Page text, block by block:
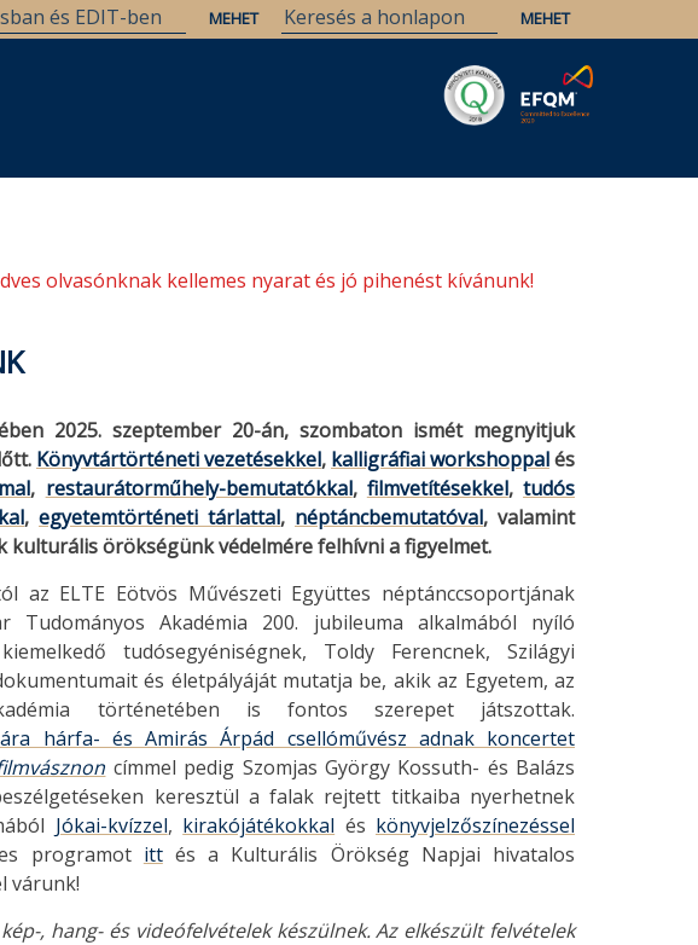
olvasónknak kellemes nyarat és jó pihenést kívánunk!
2025. szeptember 20-án, szombaton ismét megnyitjuk
Könyvtártörténeti vezetésekkel, kalligráfiai workshoppalés
, restaurátorműhely-bemutatókkal, filmvetítésekkel,tudós
, egyetemtörténeti tárlattal, néptáncbemutatóval, valamint
kulturális örökségünk védelmére felhívni a figyelmet.
az ELTE Eötvös Művészeti Együttes néptánccsoportjának
Tudományos Akadémia 200. jubileuma alkalmából nyíló
tudósegyéniségnek, Toldy Ferencnek, Szilágyi
és életpályáját mutatja be, akik az Egyetem, az
történetében is fontos szerepet játszottak.
hárfa- és Amirás Árpád csellóművész adnak koncertet
címmel pedig Szomjas György Kossuth- és Balázs
keresztül a falak rejtett titkaiba nyerhetnek
Jókai-kvízzel, kirakójátékokkal és könyvjelzőszínezéssel
programot ittés a Kulturális Örökség Napjai hivatalos
várunk!
, hang- és videófelvételek készülnek. Az elkészült felvételek